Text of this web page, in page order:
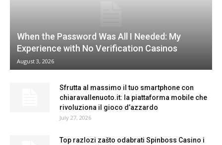
When the Password Was All I Needed: My
Experience with No Verification Casinos
August 3, 2026
Sfrutta al massimo il tuo smartphone con
chiaravallenuoto.it: la piattaforma mobile che
rivoluziona il gioco d’azzardo
July 27, 2026
Top razlozi zašto odabrati Spinboss Casino i